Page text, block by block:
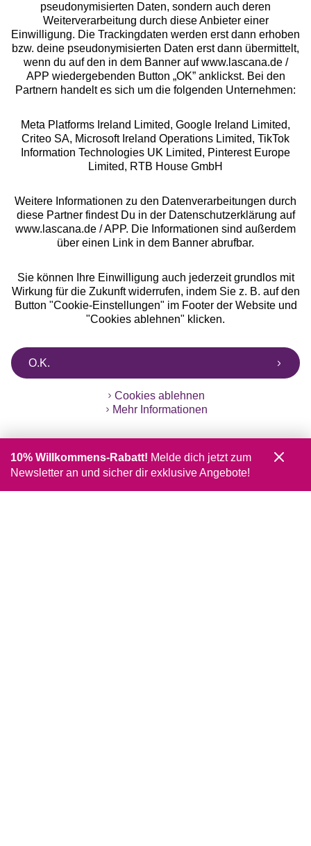
Über uns
Rechtliches
Alle Preise inkl. MwSt., zzgl.
Versandkosten
** Bonität vorausgesetzt, berechtigt zur Bonitätsprüfung
pseudonymisierten Daten, sondern auch deren
Weiterverarbeitung durch diese Anbieter einer
Einwilligung. Die Trackingdaten werden erst dann erhoben
bzw. deine pseudonymisierten Daten erst dann übermittelt,
wenn du auf den in dem Banner auf www.lascana.de /
APP wiedergebenden Button „OK” anklickst. Bei den
Partnern handelt es sich um die folgenden Unternehmen:
Meta Platforms Ireland Limited, Google Ireland Limited,
Criteo SA, Microsoft Ireland Operations Limited, TikTok
Information Technologies UK Limited, Pinterest Europe
Limited, RTB House GmbH
Weitere Informationen zu den Datenverarbeitungen durch
diese Partner findest Du in der Datenschutzerklärung auf
www.lascana.de / APP. Die Informationen sind außerdem
über einen Link in dem Banner abrufbar.
Sie können Ihre Einwilligung auch jederzeit grundlos mit
Wirkung für die Zukunft widerrufen, indem Sie z. B. auf den
Button "Cookie-Einstellungen" im Footer der Website und
"Cookies ablehnen" klicken.
O.K.
Cookies ablehnen
Mehr Informationen
10% Willkommens-Rabatt! Melde dich jetzt zum
Newsletter an und sicher dir exklusive Angebote!